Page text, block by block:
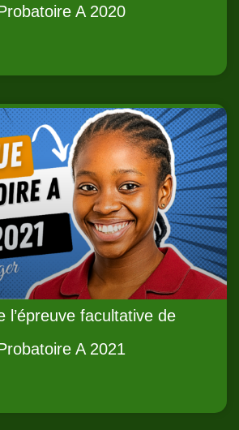
A 2020
l’épreuve facultative de
A 2021